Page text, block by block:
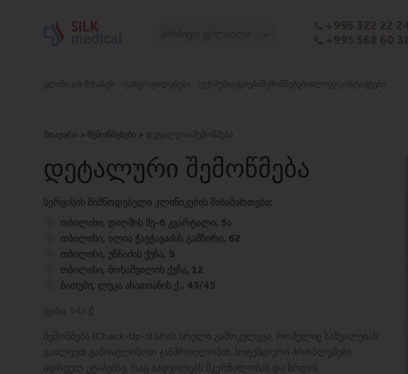
ბათუმი, ასათიანი
ბათუმი, გორგასალი
ᲙᲚᲘᲜᲘᲙᲘᲡ ᲨᲔᲡᲐᲮᲔᲑ ᲒᲐᲜᲧᲝᲤᲘᲚᲔᲑᲔᲑᲘ ᲔᲥᲘᲛᲔᲑᲘᲐᲥᲪᲘᲔᲑᲘᲨᲔᲛᲝᲬᲛᲔᲑᲔᲑᲘᲑᲚᲝᲒᲘᲙᲝᲜᲢᲐᲥᲢᲔᲑᲘ
მთავარი > შემოწმებები > დეტალური შემოწმება
ᲓᲔᲢᲐᲚᲣᲠᲘ ᲨᲔᲛᲝᲬᲛᲔᲑᲐ
სერვისის მიმწოდებელი კლინიკების მისამართები:
თბილისი, დიღმის მე-6 კვარტალი, 5ა
თბილისი, ილია ჭავჭავაძის გამზირი, 62
თბილისი, უზნაძის ქუჩა, 9
თბილისი, მოსაშვილის ქუჩა, 12
ბათუმი, ლუკა ასათიანის ქ., 43/45
ფასი: 942 ₾
შემოწმება (Check-Up-ი) არის სრული გამოკვლევა, რომელიც საშუალებას
გაძლევთ გამოავლინოთ ჯანმრთელობის პოტენციური პრობლემები
ადრეულ ეტაპებზე, რაც აადვილებს მკურნალობას და ზრდის